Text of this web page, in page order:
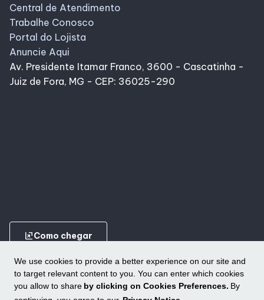
We use cookies to provide a better experience on our site and
to target relevant content to you. You can enter which cookies
you allow to share by clicking on Cookies Preferences. By
Central de Atendimento
Trabalhe Conosco
Portal do Lojista
Anuncie Aqui
Av. Presidente Itamar Franco, 3600 - Cascatinha -
Juiz de Fora, MG - CEP: 36025-290
ungroupComo chegar